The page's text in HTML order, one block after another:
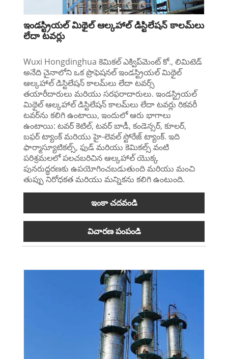
ఇండస్ట్రియల్ మిథైల్ ఆల్కహాల్ డిస్టిలేషన్ కాలమ్‌లు
లేదా టవర్లు
Wuxi Hongdinghua కెమికల్ ఎక్విప్‌మెంట్ కో., లిమిటెడ్
అనేది చైనాలోని ఒక ప్రొఫెషనల్ ఇండస్ట్రియల్ మిథైల్
ఆల్కహాల్ డిస్టిలేషన్ కాలమ్‌లు లేదా టవర్స్
తయారీదారులు మరియు సరఫరాదారులు. ఇండస్ట్రియల్
మిథైల్ ఆల్కహాల్ డిస్టిలేషన్ కాలమ్‌లు లేదా టవర్లు రికవరీ
టవర్‌ను కలిగి ఉంటాయి, ఇందులో ఆరు భాగాలు
ఉంటాయి: టవర్ కెటిల్, టవర్ బాడీ, కండెన్సర్, కూలర్,
బఫర్ ట్యాంక్ మరియు హై-లెవల్ స్టోరేజ్ ట్యాంక్. ఇది
ఫార్మాస్యూటికల్స్, ఫుడ్ మరియు కెమికల్స్ వంటి
పరిశ్రమలలో పలచబరిచిన ఆల్కహాల్ యొక్క
పునరుద్ధరణకు ఉపయోగించబడుతుంది మరియు మంచి
తుప్పు నిరోధకత మరియు మన్నికను కలిగి ఉంటుంది.
ఇంకా చదవండి
విచారణ పంపండి